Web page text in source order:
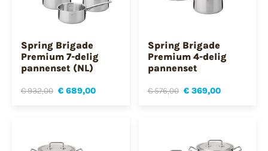
Spring Brigade
Premium 7-delig
pannenset (NL)
€ 932,00 € 689,00
Spring Brigade
Premium 4-delig
pannenset
€ 576,00 € 369,00